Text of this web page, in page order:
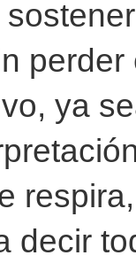
ya
decir